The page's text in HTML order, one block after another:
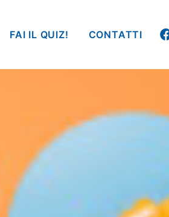
FAI IL QUIZ! CONTATTI